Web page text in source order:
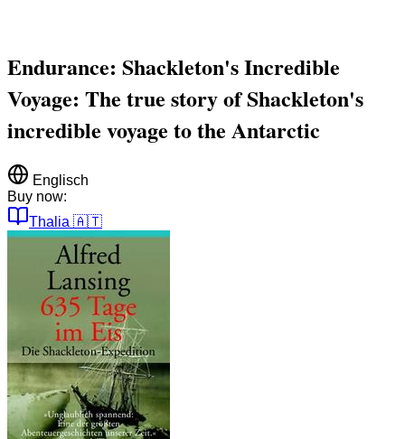
Endurance: Shackleton's Incredible
Voyage: The true story of Shackleton's
incredible voyage to the Antarctic
Englisch
Buy now:
Thalia 🇦🇹